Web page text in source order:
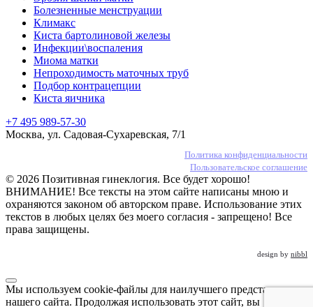
Болезненные менструации
Климакс
Киста бартолиновой железы
Инфекции\воспаления
Миома матки
Непроходимость маточных труб
Подбор контрацепции
Киста яичника
+7 495 989-57-30
Москва, ул. Садовая-Сухаревская, 7/1
Политика конфиденциальности
Пользовательское соглашение
© 2026 Позитивная гинеклогия. Все будет хорошо!
ВНИМАНИЕ! Все тексты на этом сайте написаны мною и
охраняются законом об авторском праве. Использование этих
текстов в любых целях без моего согласия - запрещено! Все
права защищены.
design by nibbl
Мы используем cookie-файлы для наилучшего представления
нашего сайта. Продолжая использовать этот сайт, вы